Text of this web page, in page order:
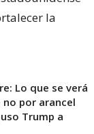
la
Lo que se verá
por arancel
Trump a